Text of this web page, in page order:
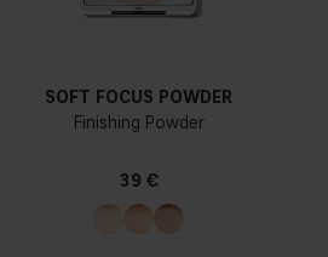
SOFT FOCUS POWDER
Finishing Powder
39 €